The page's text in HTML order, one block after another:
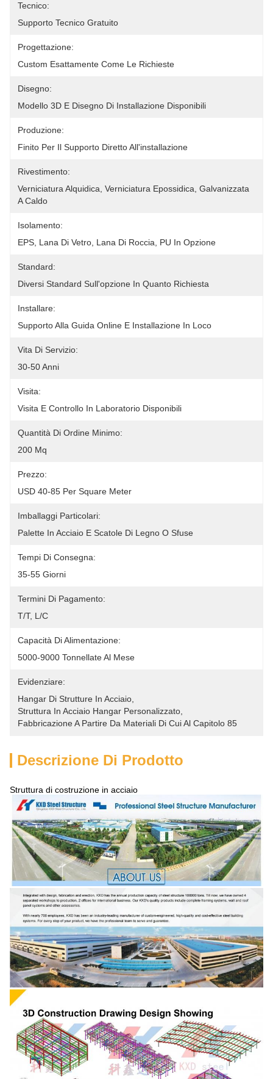
Tecnico:
Supporto Tecnico Gratuito
Progettazione:
Custom Esattamente Come Le Richieste
Disegno:
Modello 3D E Disegno Di Installazione Disponibili
Produzione:
Finito Per Il Supporto Diretto All'installazione
Rivestimento:
Verniciatura Alquidica, Verniciatura Epossidica, Galvanizzata
A Caldo
Isolamento:
EPS, Lana Di Vetro, Lana Di Roccia, PU In Opzione
Standard:
Diversi Standard Sull'opzione In Quanto Richiesta
Installare:
Supporto Alla Guida Online E Installazione In Loco
Vita Di Servizio:
30-50 Anni
Visita:
Visita E Controllo In Laboratorio Disponibili
Quantità Di Ordine Minimo:
200 Mq
Prezzo:
USD 40-85 Per Square Meter
Imballaggi Particolari:
Palette In Acciaio E Scatole Di Legno O Sfuse
Tempi Di Consegna:
35-55 Giorni
Termini Di Pagamento:
T/T, L/C
Capacità Di Alimentazione:
5000-9000 Tonnellate Al Mese
Evidenziare:
Hangar Di Strutture In Acciaio
Struttura In Acciaio Hangar Personalizzato
Fabbricazione A Partire Da Materiali Di Cui Al Capitolo 85
Descrizione Di Prodotto
Struttura di costruzione in acciaio